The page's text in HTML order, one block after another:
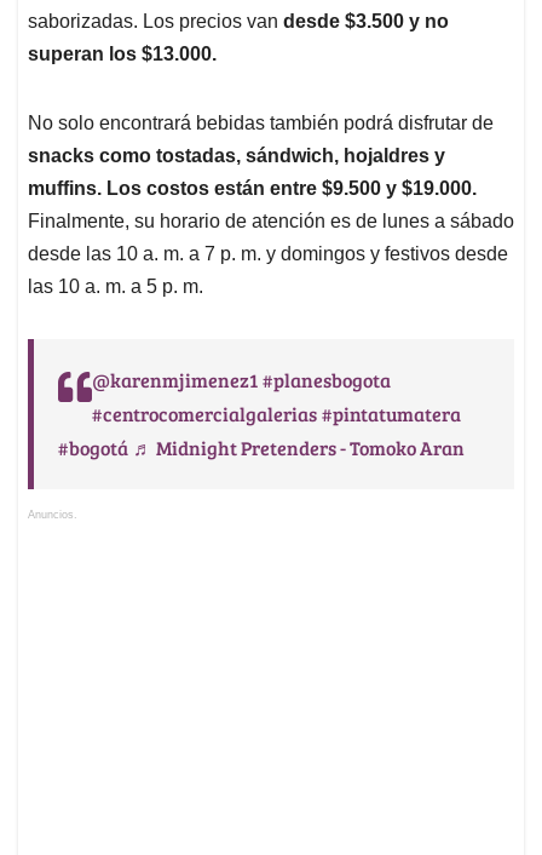
saborizadas. Los precios van desde $3.500 y no
superan los $13.000.
No solo encontrará bebidas también podrá disfrutar de
snacks como tostadas, sándwich, hojaldres y
muffins. Los costos están entre $9.500 y $19.000.
Finalmente, su horario de atención es de lunes a sábado
desde las 10 a. m. a 7 p. m. y domingos y festivos desde
las 10 a. m. a 5 p. m.
@karenmjimenez1#planesbogota
#centrocomercialgalerias#pintatumatera
#bogotá ♬ Midnight Pretenders - Tomoko Aran
Anuncios.